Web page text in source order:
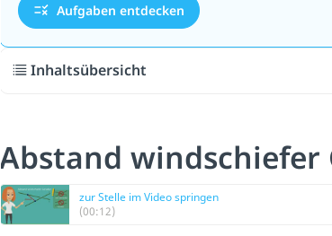
Aufgaben entdecken
Inhaltsübersicht
Abstand
zur Stelle im Video springen
(00:12)